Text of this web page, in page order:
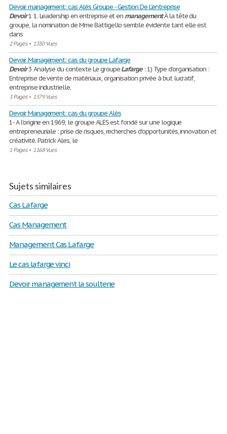
Devoir management: cas Alès Groupe - Gestion De L'entreprise
Devoir1 1. Leadership en entreprise et en managementÀ la tête du
groupe, la nomination de Mme Battigello semble évidente tant elle est
dans
2 Pages• 1330 Vues
Devoir Management: cas du groupe Lafarge
Devoir3 Analyse du contexte Le groupeLafarge: 1) Type d’organisation :
Entreprise de vente de matériaux, organisation privée à but lucratif,
entreprise industrielle.
3 Pages• 1579 Vues
Devoir Management: cas du groupe Alès
1- A l'origine en 1969, le groupe ALES est fondé sur une logique
entrepreneuriale : prise de risques, recherches d'opportunités, innovation et
créativité. Patrick Ales, le
1 Pages• 1168 Vues
Sujets similaires
Cas Lafarge
Cas Management
Management Cas Lafarge
Le cas lafarge vinci
Devoir management la soulterie